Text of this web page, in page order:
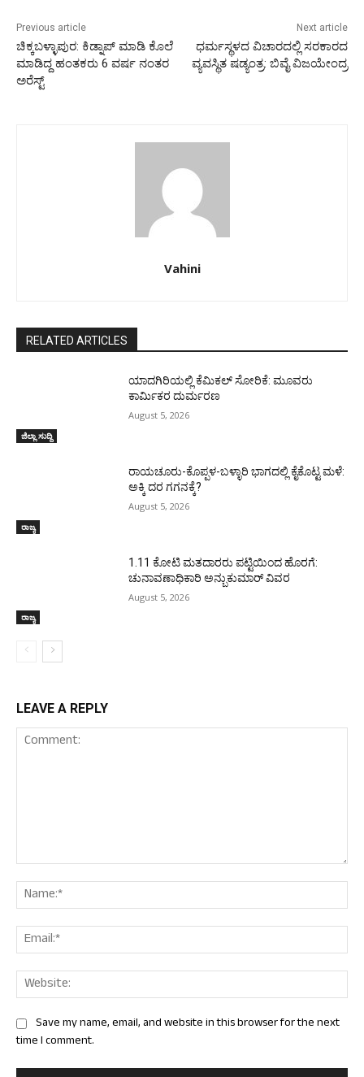
Previous article
ಚಿಕ್ಕಬಳ್ಳಾಪುರ: ಕಿಡ್ನಾಪ್ ಮಾಡಿ ಕೊಲೆ
ಮಾಡಿದ್ದ ಹಂತಕರು 6 ವರ್ಷ ನಂತರ
ಅರೆಸ್ಟ್
Next article
ಧರ್ಮಸ್ಥಳದ ವಿಚಾರದಲ್ಲಿ ಸರಕಾರದ
ವ್ಯವಸ್ಥಿತ ಷಡ್ಯಂತ್ರ: ಬಿವೈ ವಿಜಯೇಂದ್ರ
Vahini
RELATED ARTICLES
ಜಿಲ್ಲಾ ಸುದ್ದಿ
ಯಾದಗಿರಿಯಲ್ಲಿ ಕೆಮಿಕಲ್ ಸೋರಿಕೆ: ಮೂವರು
ಕಾರ್ಮಿಕರ ದುರ್ಮರಣ
August 5, 2026
ರಾಜ್ಯ
ರಾಯಚೂರು-ಕೊಪ್ಪಳ-ಬಳ್ಳಾರಿ ಭಾಗದಲ್ಲಿ ಕೈಕೊಟ್ಟ ಮಳೆ:
ಅಕ್ಕಿ ದರ ಗಗನಕ್ಕೆ?
August 5, 2026
ರಾಜ್ಯ
1.11 ಕೋಟಿ ಮತದಾರರು ಪಟ್ಟಿಯಿಂದ ಹೊರಗೆ:
ಚುನಾವಣಾಧಿಕಾರಿ ಅನ್ಬುಕುಮಾರ್ ವಿವರ
August 5, 2026
LEAVE A REPLY
Save my name, email, and website in this browser for the next
time I comment.